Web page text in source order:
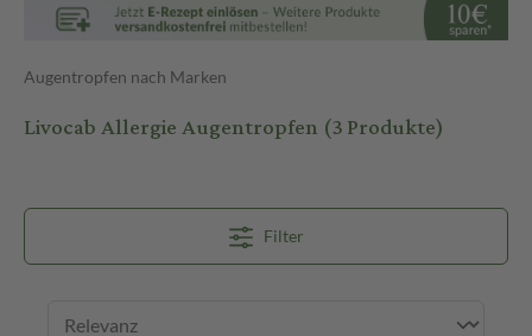
Augentropfen nach Marken
Livocab Allergie Augentropfen (3 Produkte)
Filter